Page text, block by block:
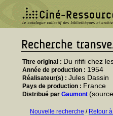
Titre original : Du rififi chez
Année de production : 1954
Réalisateur(s) : Jules Dassin
Pays de production : France
Distribué par Gaumont
Nouvelle recherche / Retour